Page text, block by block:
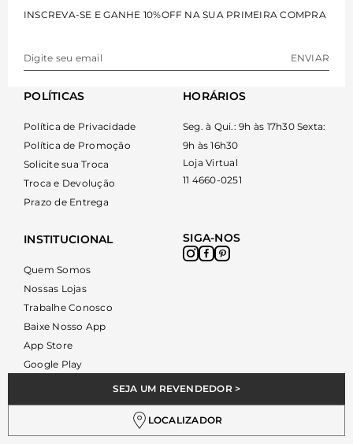
INSCREVA-SE E GANHE 10%OFF NA SUA PRIMEIRA COMPRA
ENVIAR
LOCALIZADOR
SEJA UM REVENDEDOR >
INSTITUCIONAL
Quem Somos
Nossas Lojas
Trabalhe Conosco
Baixe Nosso App
App Store
Google Play
POLÍTICAS
Política de Privacidade
Política de Promoção
Solicite sua Troca
Troca e Devolução
Prazo de Entrega
HORÁRIOS
Seg. à Qui.: 9h às 17h30 Sexta:
9h às 16h30
Loja Virtual
11 4660-0251
SIGA-NOS